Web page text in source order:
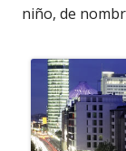
niño, de